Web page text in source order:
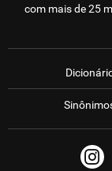
com mais de 25